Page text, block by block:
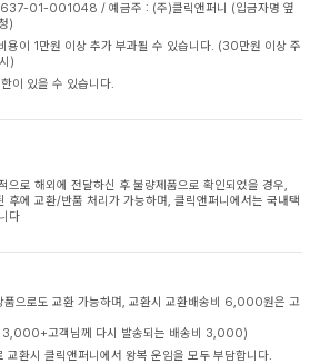
01-001048 / 예금주 : (주)클릭앤퍼니 (입금자명 옆
)
용이 1만원 이상 추가 부과될 수 있습니다. (30만원 이상 주
)
이 있을 수 있습니다.
으로 해외에 전달하신 후 불량제품으로 확인되었을 경우,
후에 교환/반품 처리가 가능하며, 클릭앤퍼니에서는 국내택
다
품으로도 교환 가능하며, 교환시 교환배송비 6,000원은 고
3,000+고객님께 다시 발송되는 배송비 3,000)
교환시 클릭앤퍼니에서 왕복 운임을 모두 부담합니다.